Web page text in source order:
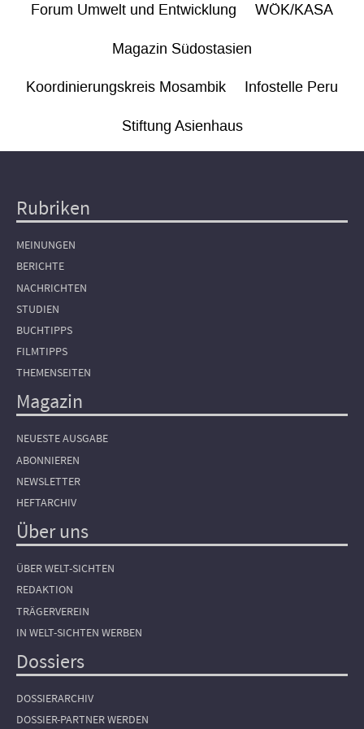
Forum Umwelt und Entwicklung WÖK/KASA
Magazin Südostasien
Koordinierungskreis Mosambik Infostelle Peru
Stiftung Asienhaus
Hauptnavigation
Rubriken
MEINUNGEN
BERICHTE
NACHRICHTEN
STUDIEN
BUCHTIPPS
FILMTIPPS
THEMENSEITEN
Magazin
NEUESTE AUSGABE
ABONNIEREN
NEWSLETTER
HEFTARCHIV
Über uns
ÜBER WELT-SICHTEN
REDAKTION
TRÄGERVEREIN
IN WELT-SICHTEN WERBEN
Dossiers
DOSSIERARCHIV
DOSSIER-PARTNER WERDEN